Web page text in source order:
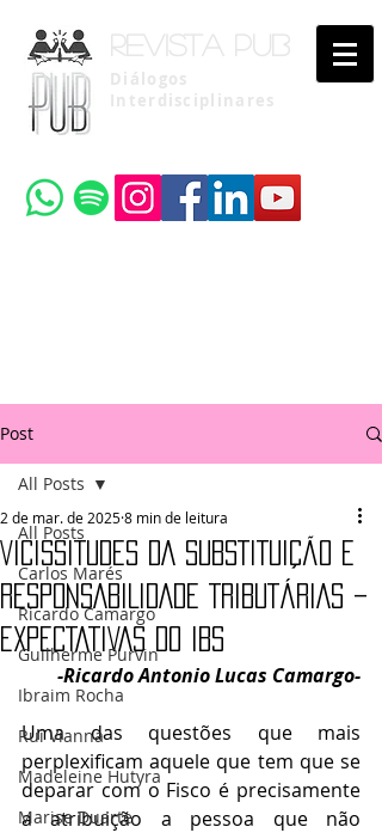
Revista pub
Diálogos
Interdisciplinares
Post
All Posts
Carlos Marés
Ricardo Camargo
Guilherme Purvin
Ibraim Rocha
Rui Vianna
Madeleine Hutyra
Marise Duarte
All Posts
VICISSITUDES DA SUBSTITUIÇÃO E
RESPONSABILIDADE TRIBUTÁRIAS –
EXPECTATIVAS DO IBS
2 de mar. de 20258 min de leitura
-Ricardo Antonio Lucas Camargo-
Uma das questões que mais
perplexificam aquele que tem que se
deparar com o Fisco é precisamente
a atribuição a pessoa que não